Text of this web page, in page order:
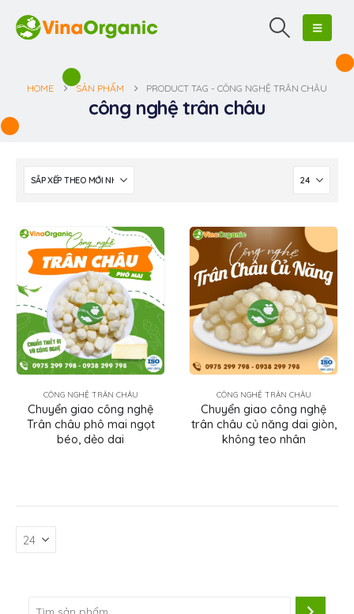
HOME SẢN PHẨM PRODUCT TAG - CÔNG NGHỆ TRÂN CHÂU
công nghệ trân châu
CÔNG NGHỆ TRÂN CHÂU
Chuyển giao công nghệ
Trân châu phô mai ngọt
béo, dẻo dai
CÔNG NGHỆ TRÂN CHÂU
Chuyển giao công nghệ
trân châu củ năng dai giòn,
không teo nhân